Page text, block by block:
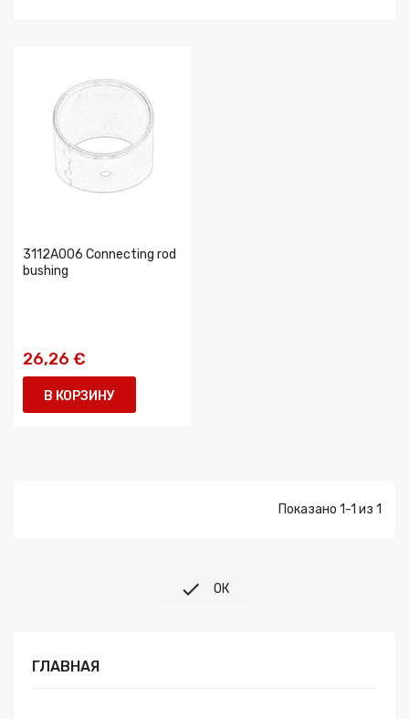
3112A006 Connecting rod
bushing
26,26 €
В КОРЗИНУ
Показано 1-1 из 1
 ОК
ГЛАВНАЯ